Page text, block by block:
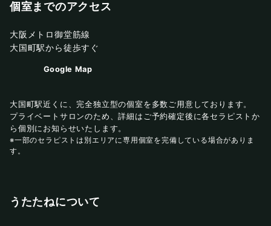
個室までのアクセス
大阪メトロ御堂筋線
大国町駅から徒歩すぐ
Google Map
大国町駅近くに、完全独立型の個室を多数ご用意しております。
プライベートサロンのため、詳細はご予約確定後に各セラピストか
ら個別にお知らせいたします。
※一部のセラピストは別エリアに専用個室を完備している場合がありま
す。
うたたねについて